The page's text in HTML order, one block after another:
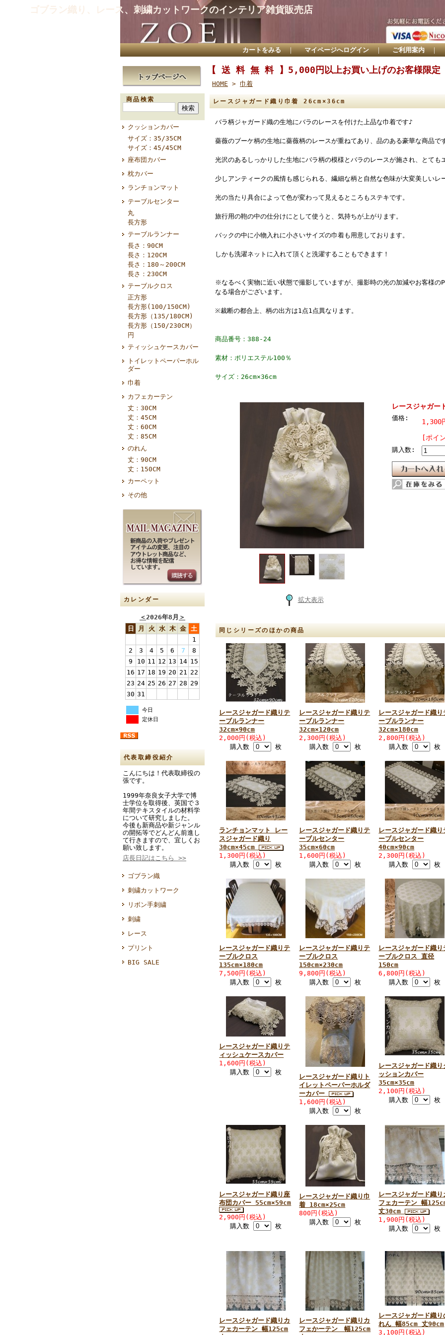
ゴブラン織り、レース、刺繍カットワークのインテリア雑貨販売店
カートをみる ｜ マイページへログイン ｜ ご利用案内 ｜
商品検索
クッションカバー
サイズ：35/35CM
サイズ：45/45CM
座布団カバー
枕カバー
ランチョンマット
テーブルセンター
丸
長方形
テーブルランナー
長さ：90CM
長さ：120CM
長さ：180～200CM
長さ：230CM
テーブルクロス
正方形
長方形(100/150CM)
長方形（135/180CM)
長方形（150/230CM）
円
ティッシュケースカバー
トイレットペーパーホル
ダー
巾着
カフェカーテン
丈：30CM
丈：45CM
丈：60CM
丈：85CM
のれん
丈：90CM
丈：150CM
カーペット
その他
カレンダー
＜2026年8月 ＞
日
月 火 水 木 金 土
1
2
3 4 5 6 7
8
9
10 11 12 13 14 15
16 17 18 19 20 21 22
23 24 25 26 27 28 29
30 31
今日
定休日
代表取締役紹介
こんにちは！代表取締役の
張です。
1999年奈良女子大学で博
士学位を取得後、英国で３
年間テキスタイルの材料学
について研究しました。
今後も新商品や新ジャンル
の開拓等でどんどん前進し
て行きますので、宜しくお
願い致します。
店長日記はこちら >>
ゴブラン織
刺繍カットワーク
リボン手刺繍
刺繍
レース
プリント
BIG SALE
【 送 料 無 料 】5,000円以上お買い上げのお客様限定
HOME > 巾着
レースジャガード織り巾着 26cm×36cm
バラ柄ジャガード織の生地にバラのレースを付けた上品な巾着です♪
薔薇のブーケ柄の生地に薔薇柄のレースが重ねてあり、品のある豪華な商品で
光沢のあるしっかりした生地にバラ柄の模様とバラのレースが施され、とても
少しアンティークの風情も感じられる、繊細な柄と自然な色味が大変美しいレ
光の当たり具合によって色が変わって見えるところもステキです。
旅行用の鞄の中の仕分けにとして使うと、気持ちが上がります。
バックの中に小物入れに小さいサイズの巾着も用意しております。
しかも洗濯ネットに入れて頂くと洗濯することもできます！
※なるべく実物に近い状態で撮影していますが、撮影時の光の加減やお客様の
なる場合がございます。
※裁断の都合上、柄の出方は1点1点異なります。
商品番号：388-24
素材：ポリエステル100％
サイズ：26cm×36cm
拡大表示
レースジャガー
価格:
1,300
[ポイ
購入数:
同じシリーズのほかの商品
レースジャガード織りテ
ーブルランナー
32cm×90cm
2,000円(税込)
購入数
枚
レースジャガード織りテ
ーブルランナー
32cm×120cm
2,300円(税込)
購入数
枚
レースジャガード織り
ーブルランナー
32cm×180cm
2,800円(税込)
購入数
枚
ランチョンマット レー
スジャガード織り
30cm×45cm
1,300円(税込)
購入数
枚
レースジャガード織りテ
ーブルセンター
35cm×60cm
1,600円(税込)
購入数
枚
レースジャガード織り
ーブルセンター
40cm×90cm
2,300円(税込)
購入数
枚
レースジャガード織りテ
ーブルクロス
135cm×180cm
7,500円(税込)
購入数
枚
レースジャガード織りテ
ーブルクロス
150cm×230cm
9,800円(税込)
購入数
枚
レースジャガード織り
ーブルクロス 直径
150cm
6,800円(税込)
購入数
枚
レースジャガード織りテ
ィッシュケースカバー
1,600円(税込)
購入数
枚
レースジャガード織りト
イレットペーパーホルダ
ーカバー
1,600円(税込)
購入数
枚
レースジャガード織り
ッションカバー
35cm×35cm
2,100円(税込)
購入数
枚
レースジャガード織り座
布団カバー 55cm×59cm
2,900円(税込)
購入数
枚
レースジャガード織り巾
着 18cm×25cm
800円(税込)
購入数
枚
レースジャガード織り
フェカーテン 幅
丈30cm
1,900円(税込)
購入数
枚
レースジャガード織りカ
フェカーテン 幅125cm
レースジャガード織りカ
フェかーテン 幅125cm
レースジャガード織り
れん 幅85cm 丈90cm
3,100円(税込)